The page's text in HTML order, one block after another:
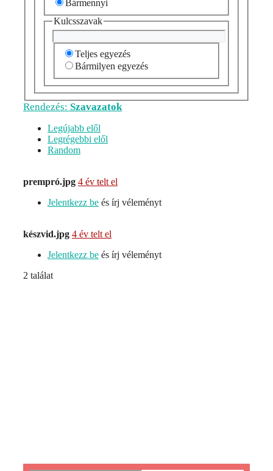
Bármennyi
Kulcsszavak
Teljes egyezés
Bármilyen egyezés
Rendezés: Szavazatok
Legújabb elől
Legrégebbi elől
Random
prempró.jpg 4 év telt el
Jelentkezz be és írj véleményt
készvid.jpg 4 év telt el
Jelentkezz be és írj véleményt
2 találat